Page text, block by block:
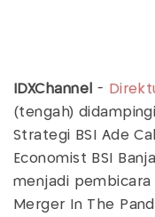
IDXChannel -
(tengah)
Strategi BSI Ade
Economist BSI
menjadi pembicara
Merger In The